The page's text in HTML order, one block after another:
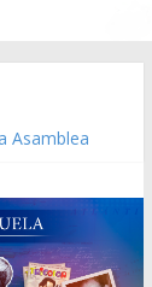
Asamblea
CXXXIII Mes V,